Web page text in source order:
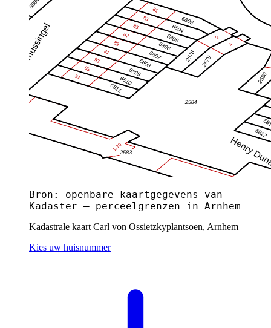
Bron: openbare kaartgegevens van
Kadaster — perceelgrenzen in Arnhem
Kadastrale kaart Carl von Ossietzkyplantsoen, Arnhem
Kies uw huisnummer